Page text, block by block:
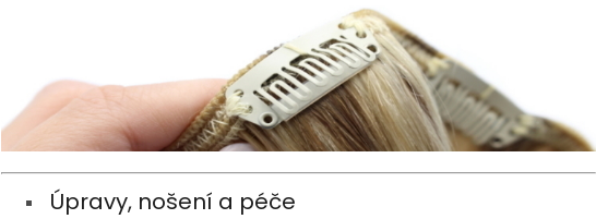
Úpravy, nošení a péče